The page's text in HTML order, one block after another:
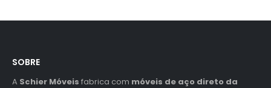
SOBRE
A Schier Móveis fabrica com móveis de aço direto da